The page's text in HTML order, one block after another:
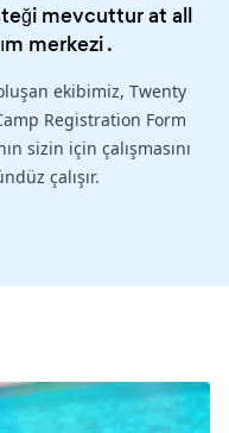
mevcuttur at all
merkezi.
ekibimiz, Twenty
Registration Form
sizin için çalışmasını
çalışır.